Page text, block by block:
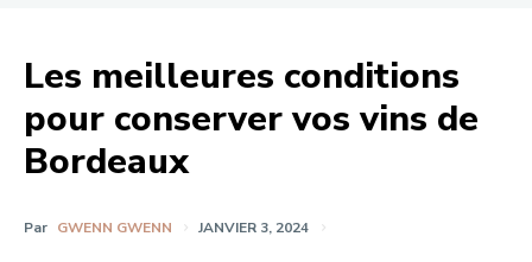
Les meilleures conditions
pour conserver vos vins de
Bordeaux
Par GWENN GWENN JANVIER 3, 2024